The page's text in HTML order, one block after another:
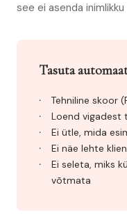
see ei asenda inimlikku
Tasuta
Tehniline skoor
Loend vigadest
Ei ütle, mida
Ei näe lehte
Ei seleta, miks
võtmata